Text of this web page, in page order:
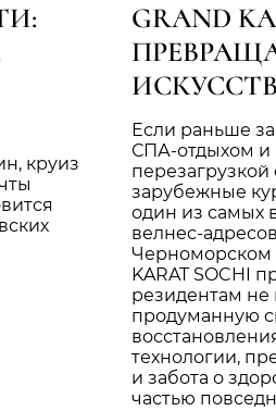
круиз
GRAND
Если раньше
СПА-отдыхом и
перезагрузкой
зарубежные
один из самых
велнес-
Черноморском
KARAT SOCHI
резидентам не
продуманную
технологии,
и забота о
частью